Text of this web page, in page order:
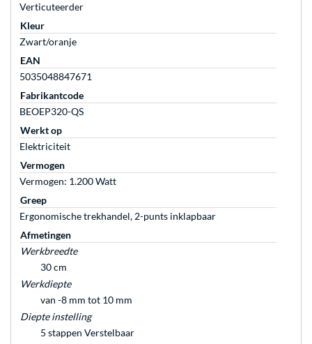
Verticuteerder
Kleur
Zwart/oranje
EAN
5035048847671
Fabrikantcode
BEOEP320-QS
Werkt op
Elektriciteit
Vermogen
Vermogen: 1.200 Watt
Greep
Ergonomische trekhandel, 2-punts inklapbaar
Afmetingen
Werkbreedte
30 cm
Werkdiepte
van -8 mm tot 10 mm
Diepte instelling
5 stappen Verstelbaar